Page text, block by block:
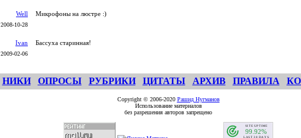
Well
2008-10-28
Микрофоны на люстре :)
Ivan
2009-02-06
Бассуха старинная!
НИКИ ОПРОСЫ РУБРИКИ ЦИТАТЫ АРХИВ ПРАВИЛА
Copyright © 2006-2020 Рашид Нугманов
Использование материалов
без разрешения авторов запрещено